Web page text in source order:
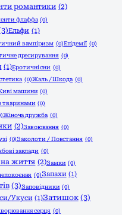
романтики (2)
флаффа (0)
Ельфи (1)
вампіризм (0)Епідемії (0)
дресирування (0)
(1)Еротичні сни (0)
(0)Жаль / Шкода (0)
машини (0)
тваринами (0)
Жіноча дружба (0)
(2)Завоювання (0)
(0)Заколоти / Повстання (0)
заклади (0)
життя (2)Замки (0)
(0)Запахи (1)
(3)Заповідники (0)
Укуси (1)Затишок (3)
серця (0)